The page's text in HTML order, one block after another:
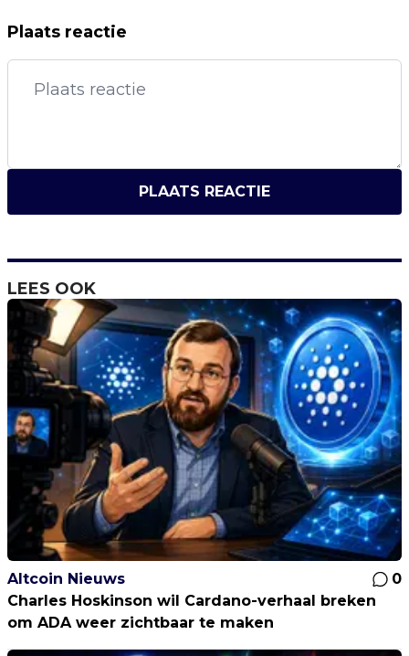
Plaats reactie
PLAATS REACTIE
LEES OOK
Altcoin Nieuws
0
Charles Hoskinson wil Cardano-verhaal breken
om ADA weer zichtbaar te maken